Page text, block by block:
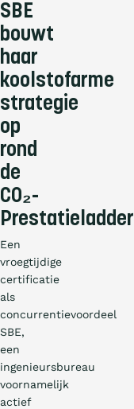
SBE
bouwt
haar
koolstofarme
strategie
op
rond
de
CO₂-
Prestatieladder
Een
vroegtijdige
certificatie
als
concurrentievoordeel
SBE,
een
ingenieursbureau
voornamelijk
actief